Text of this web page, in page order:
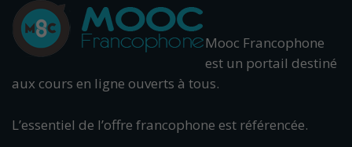
Mooc Francophone
est un portail destiné
aux cours en ligne ouverts à tous.
L’essentiel de l’offre francophone est référencée.